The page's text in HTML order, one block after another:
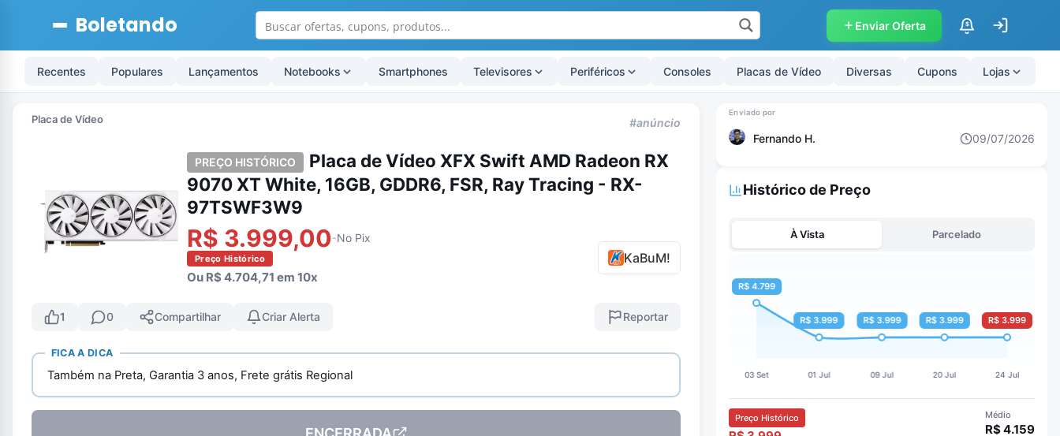
Boletando Enviar Oferta $
Recentes Populares Lançamentos Notebooks Smartphones Televisores Periféricos Consoles Placas de Vídeo Diversas Cupons Lojas
Placa de Vídeo #anúncio
PREÇO HISTÓRICO
Placa de Vídeo XFX Swift AMD Radeon RX
9070 XT White, 16GB, GDDR6, FSR, Ray Tracing - RX-
97TSWF3W9
R$ 3.999,00 -No Pix
Preço Histórico
Ou R$ 4.704,71 em 10x
KaBuM!
1 0 Compartilhar Criar Alerta Reportar
FICA A DICA
Também na Preta, Garantia 3 anos, Frete grátis Regional
Fernando H. 09/07/2026
Histórico de Preço
À Vista Parcelado
Preço Histórico Médio
R$ 4.159